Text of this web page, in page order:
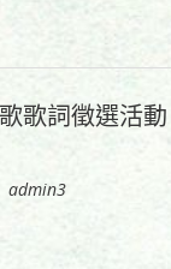
歌詞徵選活
admin3